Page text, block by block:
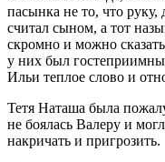
пасынка не то, что
считал сыном, а тот
скромно и можно
у них был
Ильи теплое слово и
Тетя Наташа была
не боялась Валеру и
накричать и пригрозить.